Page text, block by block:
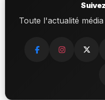
Toute l'actualité